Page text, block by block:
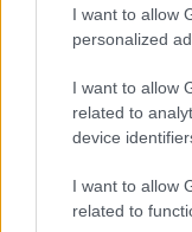
I want to allow
personalized
I want to allow
related to
device
I want to allow
related to
így a legtöbb
tekinthető meg,
autók elé/közé
szintet tartó
helyen, az
informatívabb és
biztosítani ez a